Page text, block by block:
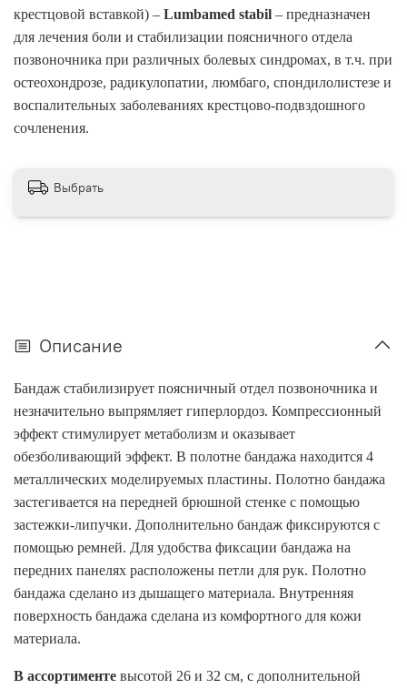
крестцовой вставкой) – Lumbamed stabil – предназначен
для лечения боли и стабилизации поясничного отдела
позвоночника при различных болевых синдромах, в т.ч. при
остеохондрозе, радикулопатии, люмбаго, спондилолистезе и
воспалительных заболеваниях крестцово-подвздошного
сочленения.
Выбрать
Описание
Бандаж стабилизирует поясничный отдел позвоночника и
незначительно выпрямляет гиперлордоз. Компрессионный
эффект стимулирует метаболизм и оказывает
обезболивающий эффект. В полотне бандажа находится 4
металлических моделируемых пластины. Полотно бандажа
застегивается на передней брюшной стенке с помощью
застежки-липучки. Дополнительно бандаж фиксируются с
помощью ремней. Для удобства фиксации бандажа на
передних панелях расположены петли для рук. Полотно
бандажа сделано из дышащего материала. Внутренняя
поверхность бандажа сделана из комфортного для кожи
материала.
В ассортименте высотой 26 и 32 см, с дополнительной